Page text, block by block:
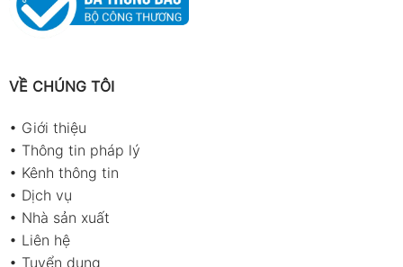
VỀ CHÚNG TÔI
• Giới thiệu
• Thông tin pháp lý
• Kênh thông tin
• Dịch vụ
• Nhà sản xuất
• Liên hệ
• Tuyển dụng